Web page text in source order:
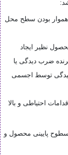
بودن سطح محل
نظیر ایجاد
ضرب دیدگی یا
توسط اجسمی
احتیاطی و بالا
پایینی محصول و